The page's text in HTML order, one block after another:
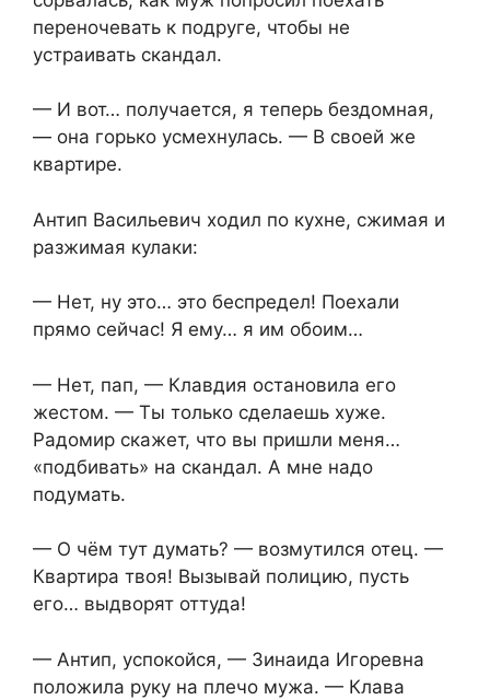
переночевать к подруге, чтобы не
устраивать скандал.
— И вот… получается, я теперь бездомная,
— она горько усмехнулась. — В своей же
квартире.
Антип Васильевич ходил по кухне, сжимая и
разжимая кулаки:
— Нет, ну это… это беспредел! Поехали
прямо сейчас! Я ему… я им обоим…
— Нет, пап, — Клавдия остановила его
жестом. — Ты только сделаешь хуже.
Радомир скажет, что вы пришли меня…
«подбивать» на скандал. А мне надо
подумать.
— О чём тут думать? — возмутился отец. —
Квартира твоя! Вызывай полицию, пусть
его… выдворят оттуда!
— Антип, успокойся, — Зинаида Игоревна
положила руку на плечо мужа. — Клава